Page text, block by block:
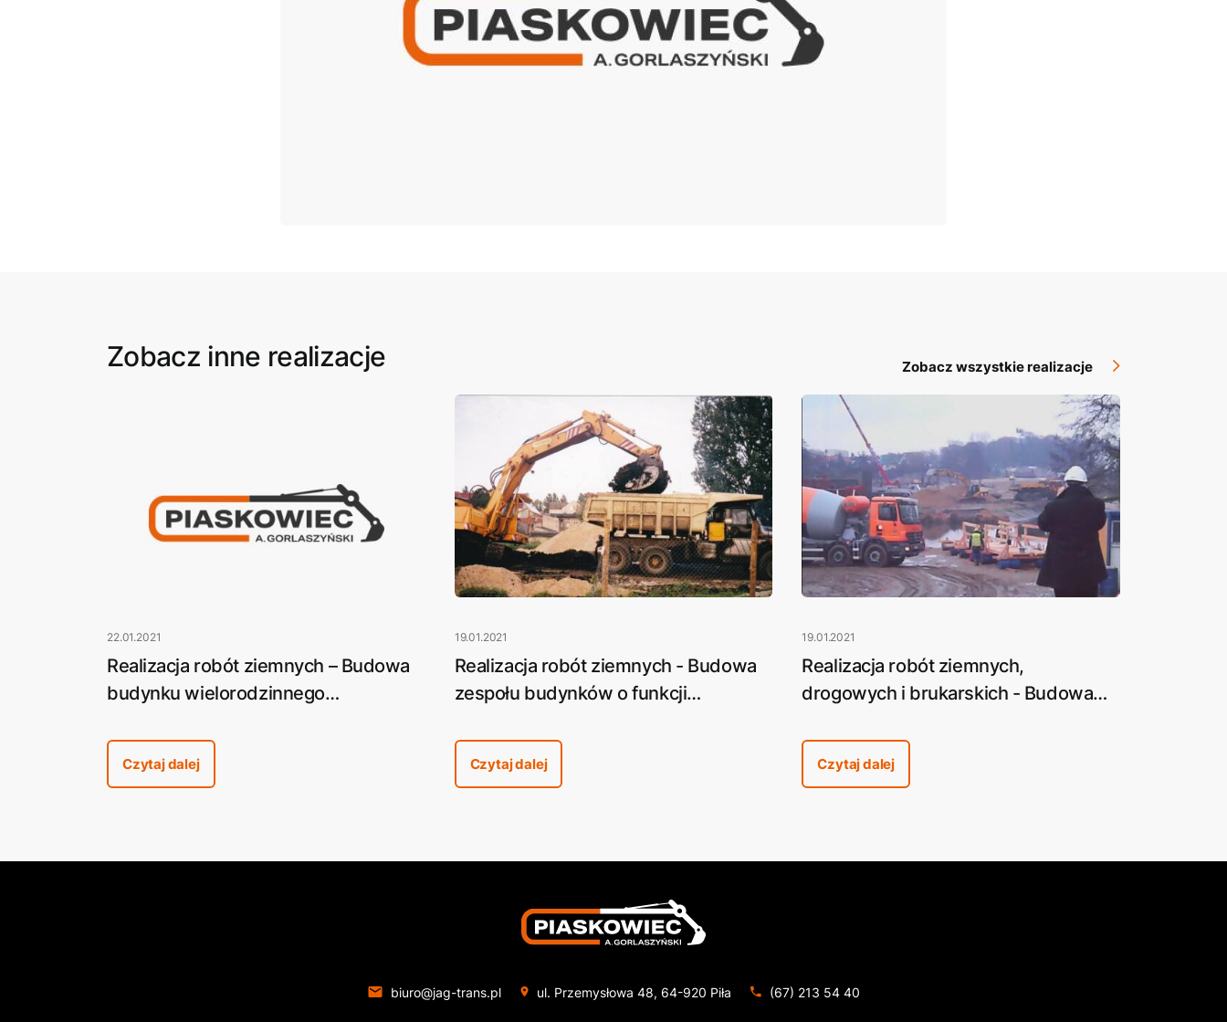
Zobacz inne realizacje Zobacz wszystkie realizacje
22.01.2021
Realizacja robót ziemnych – Budowa
budynku wielorodzinnego
przy ulicy Promiennej
Czytaj dalej
19.01.2021
Realizacja robót ziemnych - Budowa
zespołu budynków o funkcji
Ogińskiego (Market budowlany NOMI
– obecnie Bricomarche)
Czytaj dalej
19.01.2021
Realizacja robót ziemnych,
drogowych i brukarskich - Budowa
Czytaj dalej
biuro@jag-trans.pl ul. Przemysłowa 48, 64-920 Piła (67) 213 54 40